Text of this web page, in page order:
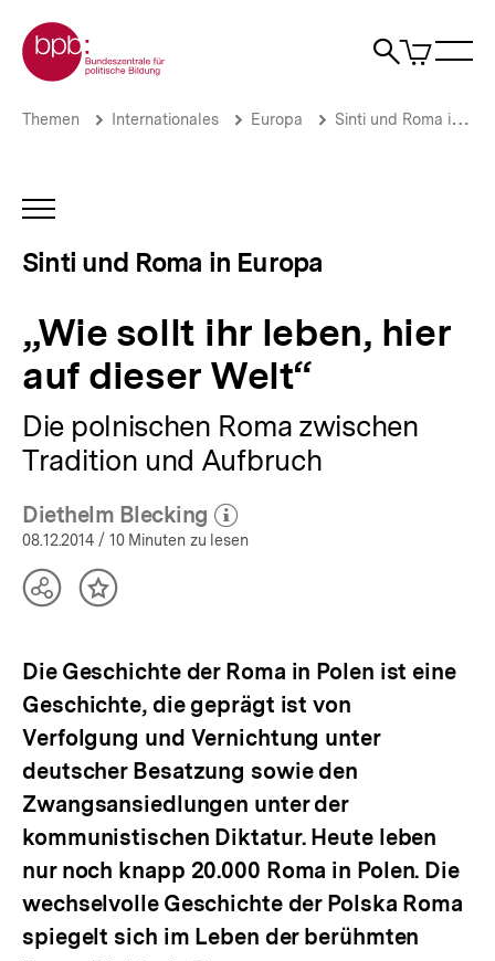
zum
Seiteninhalt
springen
Zur Startseite der bpb
Suche
Artikel
im
„Wie
hier
auf
dieser
Welt“
Roma
bpb.de
Brotkrümelnavigation
Pfadnavigation
Themen Internationales Europa Sinti und Roma in Europa
INHALTSNAVIGATION
Sinti und Roma in Europa
„Wie sollt ihr leben, hier
auf dieser Welt“
Die polnischen Roma zwischen
Tradition und Aufbruch
Diethelm Blecking
(Mehr zum Autor)
öffnen
08.12.2014 / 10 Minuten zu lesen
TeilenInhalt
Die Geschichte der Roma in Polen ist eine
Geschichte, die geprägt ist von
Verfolgung und Vernichtung unter
deutscher Besatzung sowie den
Zwangsansiedlungen unter der
kommunistischen Diktatur. Heute leben
nur noch knapp 20.000 Roma in Polen. Die
wechselvolle Geschichte der Polska Roma
spiegelt sich im Leben der berühmten